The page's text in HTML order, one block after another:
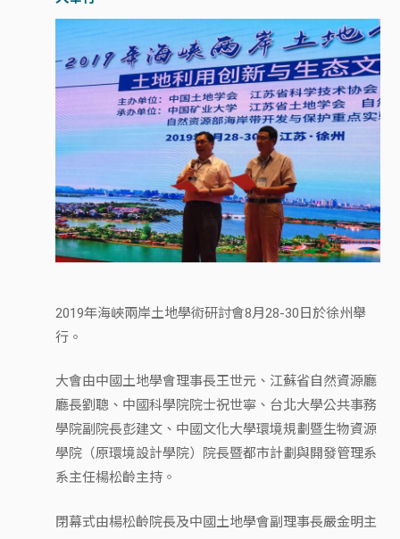
2019年海峽兩岸土地學術研討會8月28-30日於徐州舉
行。
大會由中國土地學會理事長王世元、江蘇省自然資源廳
廳長劉聰、中國科學院院士祝世寧、台北大學公共事務
學院副院長彭建文、中國文化大學環境規劃暨生物資源
學院（原環境設計學院）院長暨都市計劃與開發管理系
系主任楊松齡主持。
閉幕式由楊松齡院長及中國土地學會副理事長嚴金明主